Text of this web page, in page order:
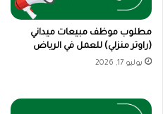
مطلوب موظف مبيعات ميداني
(راوتر منزلي) للعمل في الرياض
يوليو 17, 2026